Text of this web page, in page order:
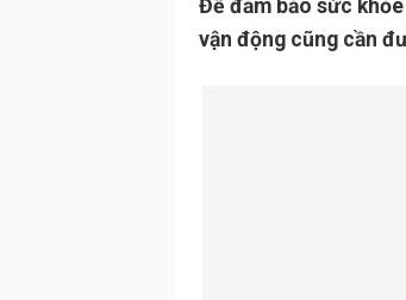
Để đảm bảo sức
vận động cũng cần